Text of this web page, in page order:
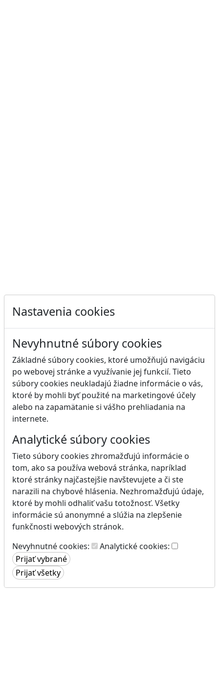
Nastavenia cookies
Nevyhnutné súbory cookies
Základné súbory cookies, ktoré umožňujú navigáciu
po webovej stránke a využívanie jej funkcií. Tieto
súbory cookies neukladajú žiadne informácie o vás,
ktoré by mohli byť použité na marketingové účely
alebo na zapamätanie si vášho prehliadania na
internete.
Analytické súbory cookies
Tieto súbory cookies zhromažďujú informácie o
tom, ako sa používa webová stránka, napríklad
ktoré stránky najčastejšie navštevujete a či ste
narazili na chybové hlásenia. Nezhromažďujú údaje,
ktoré by mohli odhaliť vašu totožnosť. Všetky
informácie sú anonymné a slúžia na zlepšenie
funkčnosti webových stránok.
Nevyhnutné cookies:
Analytické cookies: